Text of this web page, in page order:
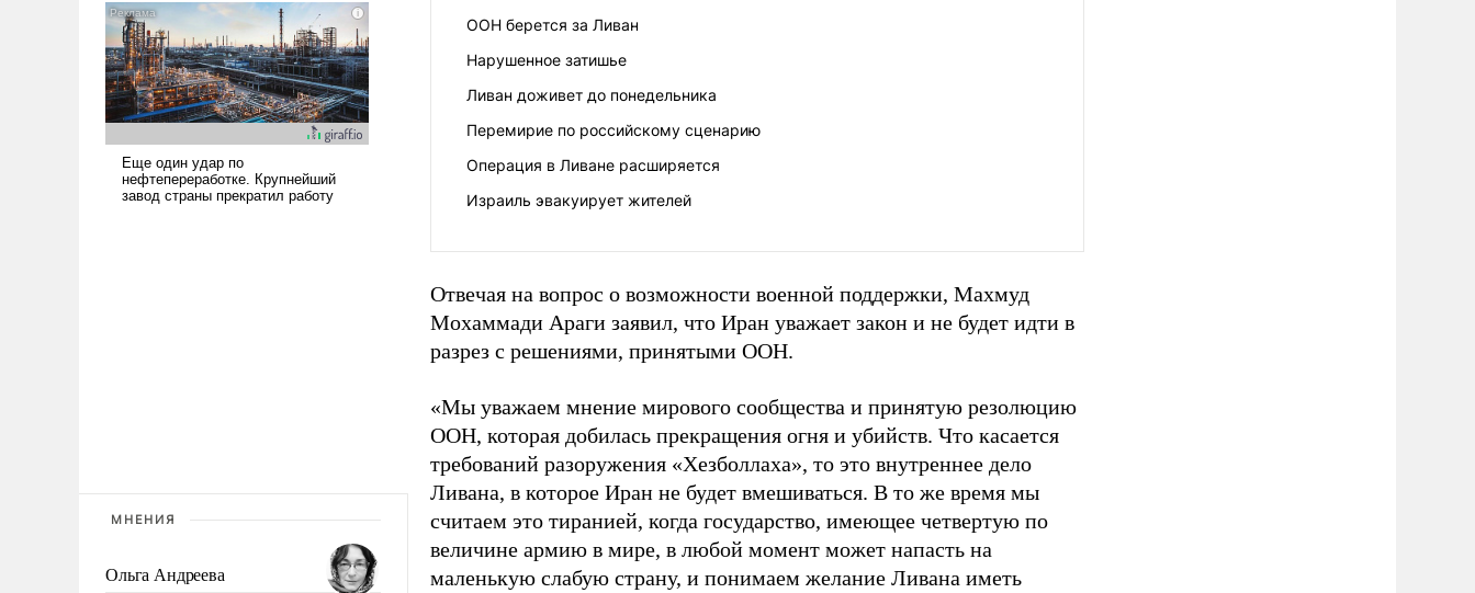
МНЕНИЯ
Ольга Андреева
ООН берется за Ливан
Нарушенное затишье
Ливан доживет до понедельника
Перемирие по российскому сценарию
Операция в Ливане расширяется
Израиль эвакуирует жителей
Отвечая на вопрос о возможности военной поддержки, Махмуд
Мохаммади Араги заявил, что Иран уважает закон и не будет идти в
разрез с решениями, принятыми ООН.
«Мы уважаем мнение мирового сообщества и принятую резолюцию
ООН, которая добилась прекращения огня и убийств. Что касается
требований разоружения «Хезболлаха», то это внутреннее дело
Ливана, в которое Иран не будет вмешиваться. В то же время мы
считаем это тиранией, когда государство, имеющее четвертую по
величине армию в мире, в любой момент может напасть на
маленькую слабую страну, и понимаем желание Ливана иметь